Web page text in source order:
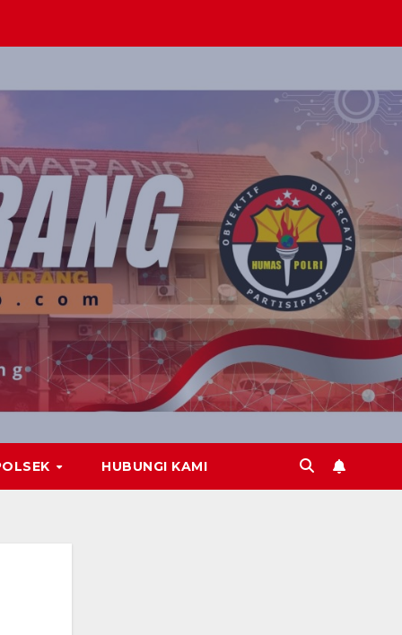
HUBUNGI KAMI